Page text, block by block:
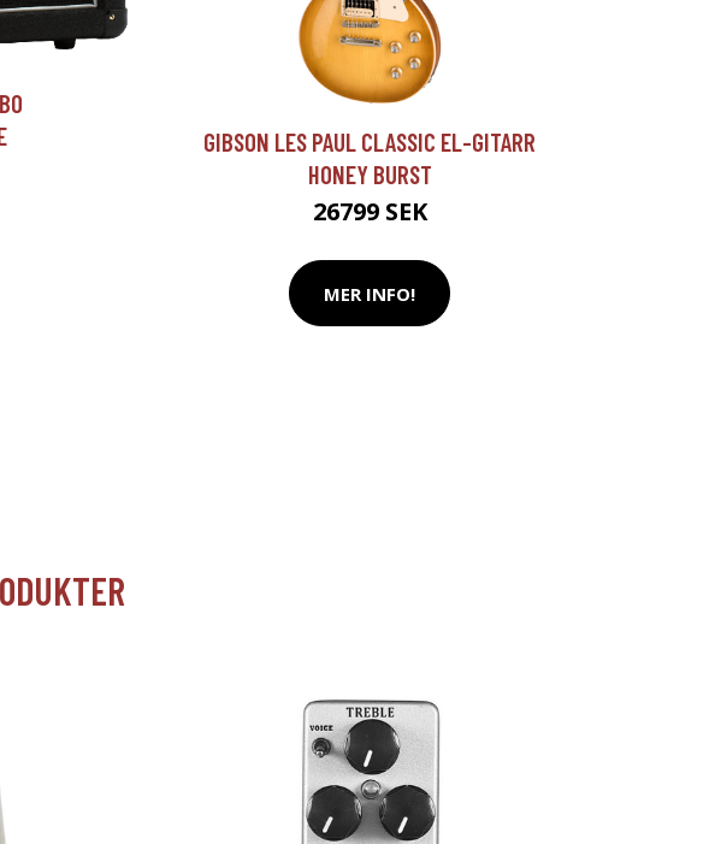
GIBSON LES PAUL CLASSIC EL-GITARR
HONEY BURST
26799 SEK
MER INFO!